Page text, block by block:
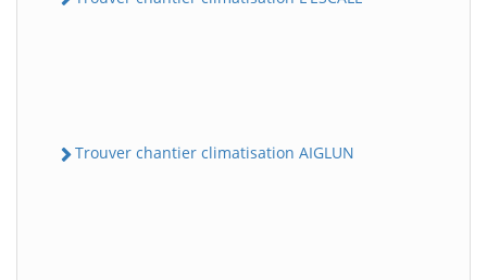
Trouver chantier climatisation AIGLUN